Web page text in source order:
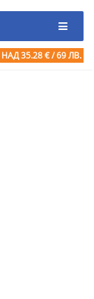
НАД 35.28 € / 69 ЛВ.